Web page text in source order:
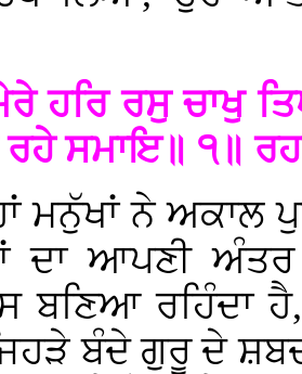
ਹਰਿ ਰਸੁ ਚਾਖੁ
ਸਮਾਇ॥ ੧॥
ਮਨੁੱਖਾਂ ਨੇ ਅਕਾਲ
ਦਾ ਆਪਣੀ
ਬਣਿਆ ਰਹਿੰਦਾ
ਬੰਦੇ ਗੁਰੂ ਦੇ